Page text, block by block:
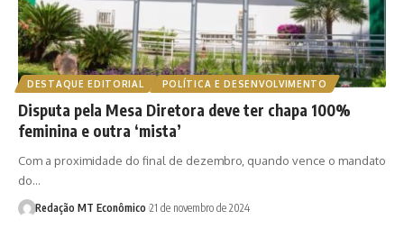
DESTAQUE EDITORIAL POLÍTICA E DESENVOLVIMENTO
Disputa pela Mesa Diretora deve ter chapa 100%
feminina e outra ‘mista’
Com a proximidade do final de dezembro, quando vence o mandato
do…
Redação MT Econômico 21 de novembro de 2024